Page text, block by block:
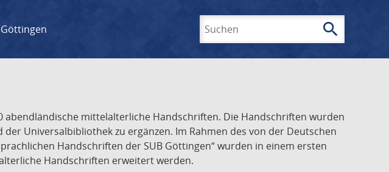
Göttingen search
mittelalterliche Handschriften. Die Handschriften wurden
Universalbibliothek zu ergänzen. Im Rahmen des von der Deutschen
Handschriften der SUB Göttingen“ wurden in einem ersten
Handschriften erweitert werden.